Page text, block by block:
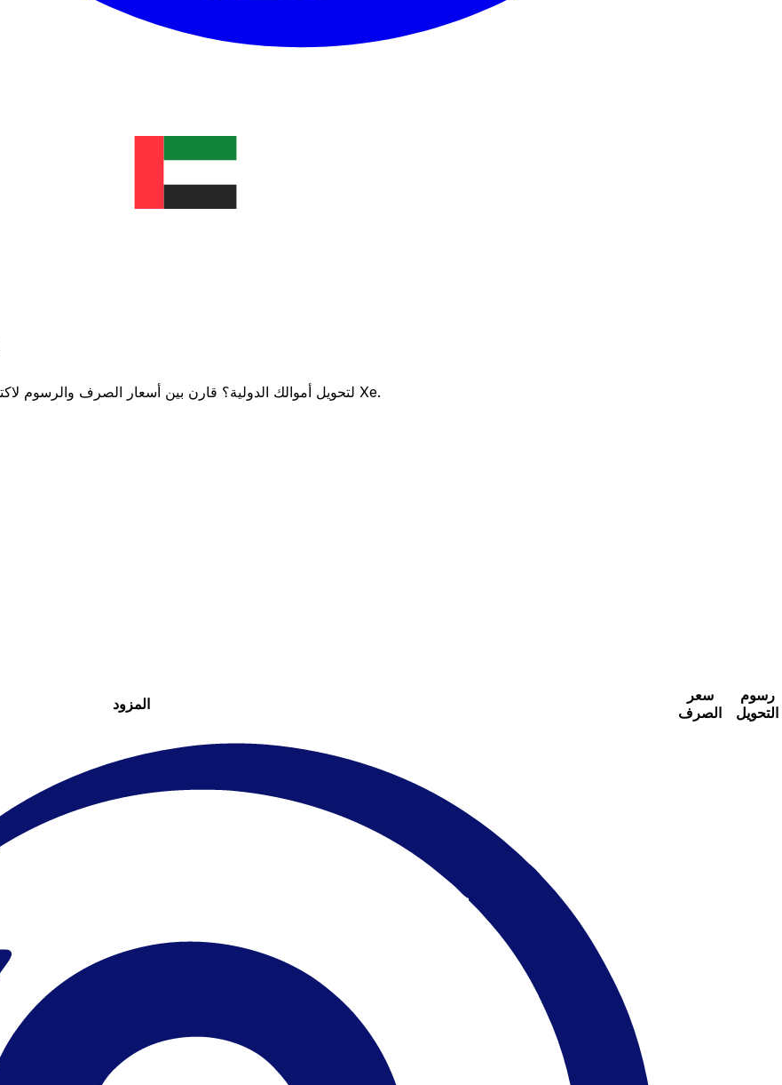
هل تختار بين Multibank Panama و Xe لتحويل أموالك الدولية؟ قارن بين أسعار الصرف والرسوم لاكتشاف مدخراتك المحتملة مع Xe.
المزود
سعر
الصرف
رسوم
التحويل